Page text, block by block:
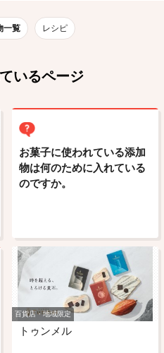
一覧 レシピ
いるページ
お菓子に使われている添加
物は何のために入れている
のですか。
百貨店・地域限定
トゥンメル